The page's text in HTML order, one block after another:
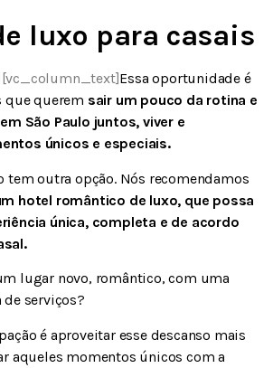
luxo para casais
Essa oportunidade é
que querem sair um pouco da rotina e
São Paulo juntos, viver e
únicos e especiais.
tem outra opção. Nós recomendamos
hotel romântico de luxo, que possa
única, completa e de acordo
lugar novo, romântico, com uma
serviços?
é aproveitar esse descanso mais
aqueles momentos únicos com a